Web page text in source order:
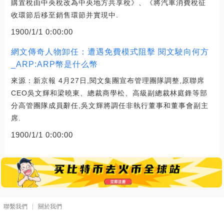
購置稅由中央稅改為中央地方共享稅》、《將汽車消費稅征
收環節后移至銷售環節并實現中.
1900/1/1 0:00:00
網文傳奇人物卸任：遭遇免費模式阻擊 閱文駛向何方
_ARP:ARP幣是什么幣
來源：新京報 4月27日,閱文集團宣布管理團隊調整,原聯席
CEO吳文輝和梁曉東、總裁商學松、高級副總裁林庭鋒等部
分高管團隊成員辭任,吳文輝將調任非執行董事和董事會副主
席.
1900/1/1 0:00:00
聯繫我們 關於我們